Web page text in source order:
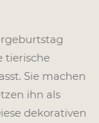
tierische
Sie machen
ihn als
dekorativen